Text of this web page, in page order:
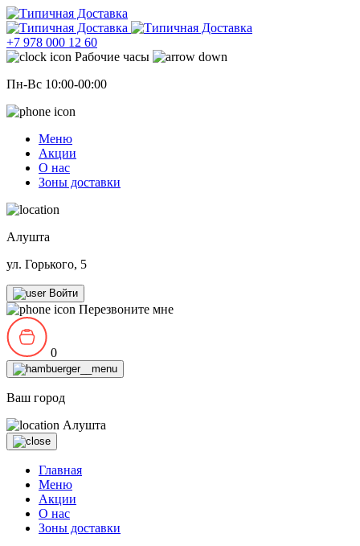
+7 978 000 12 60
Рабочие часы
Пн-Вс 10:00-00:00
Меню
Акции
О нас
Зоны доставки
Алушта
ул. Горького, 5
Войти
Перезвоните мне
0
Ваш город
Алушта
Главная
Меню
Акции
О нас
Зоны доставки